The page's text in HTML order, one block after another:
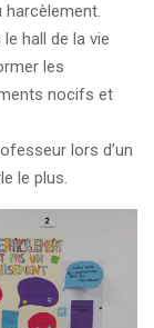
harcèlement.
hall de la vie
les
nocifs et
lors d’un
le plus.